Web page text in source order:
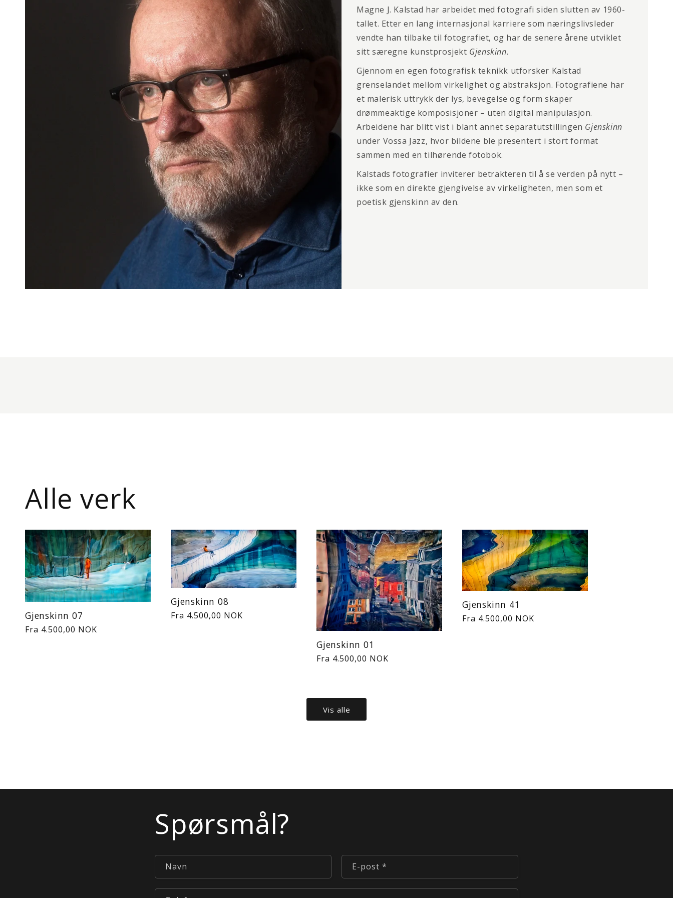
Magne J. Kalstad har arbeidet med fotografi siden slutten av 1960-
tallet. Etter en lang internasjonal karriere som næringslivsleder
vendte han tilbake til fotografiet, og har de senere årene utviklet
sitt særegne kunstprosjekt Gjenskinn.
Gjennom en egen fotografisk teknikk utforsker Kalstad
grenselandet mellom virkelighet og abstraksjon. Fotografiene har
et malerisk uttrykk der lys, bevegelse og form skaper
drømmeaktige komposisjoner – uten digital manipulasjon.
Arbeidene har blitt vist i blant annet separatutstillingen Gjenskinn
under Vossa Jazz, hvor bildene ble presentert i stort format
sammen med en tilhørende fotobok.
Kalstads fotografier inviterer betrakteren til å se verden på nytt –
ikke som en direkte gjengivelse av virkeligheten, men som et
poetisk gjenskinn av den.
Alle verk
Gjenskinn 07
Vanlig
Fra 4.500,00 NOK
Gjenskinn 08
Vanlig
Fra 4.500,00 NOK
Gjenskinn 01
Vanlig
Fra 4.500,00 NOK
Gjenskinn 41
Vanlig
Fra 4.500,00 NOK
Vis alle
Spørsmål?
Navn E-post *